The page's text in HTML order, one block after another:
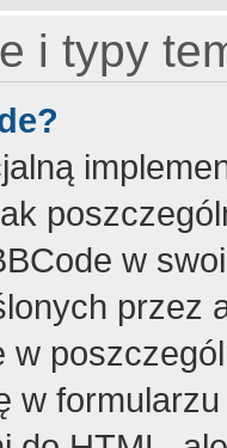
i typy
w
przez
w
w